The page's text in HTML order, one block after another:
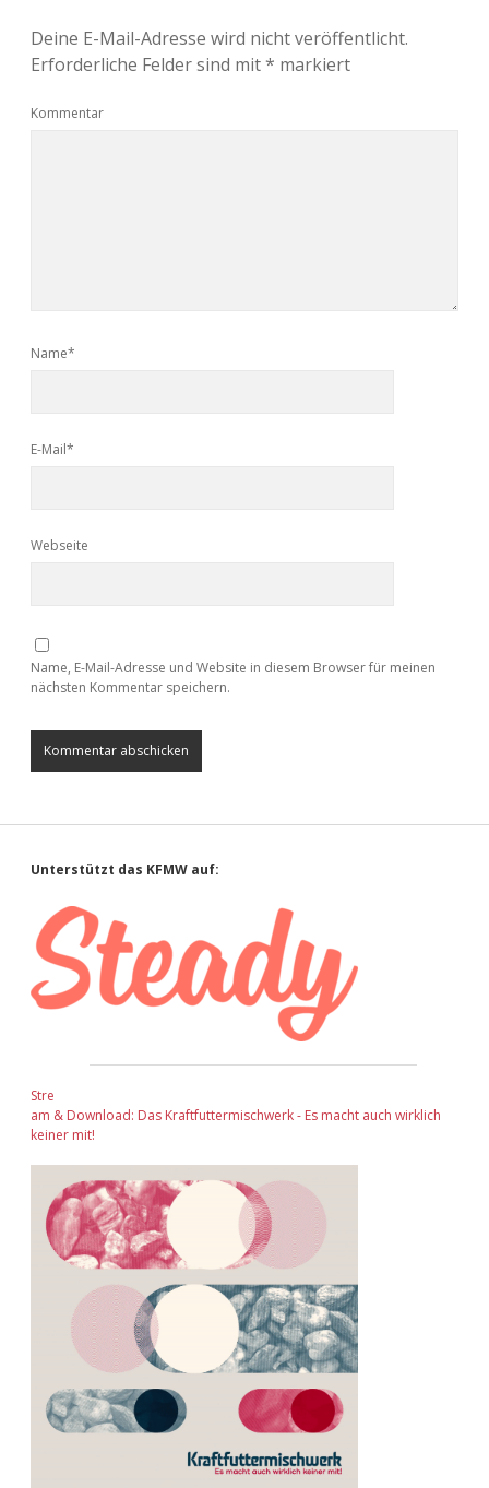
Deine E-Mail-Adresse wird nicht veröffentlicht.
Erforderliche Felder sind mit* markiert
Kommentar
Name*
E-Mail*
Webseite
Name, E-Mail-Adresse und Website in diesem Browser für meinen
nächsten Kommentar speichern.
Sidebar
Unterstützt das KFMW auf:
Stre
am & Download: Das Kraftfuttermischwerk - Es macht auch wirklich
keiner mit!